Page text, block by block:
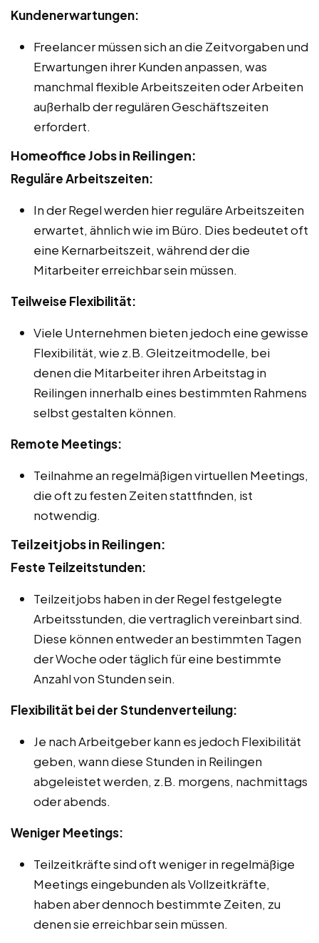
Kundenerwartungen:
Freelancer müssen sich an die Zeitvorgaben und
Erwartungen ihrer Kunden anpassen, was
manchmal flexible Arbeitszeiten oder Arbeiten
außerhalb der regulären Geschäftszeiten
erfordert.
Homeoffice Jobs in Reilingen:
Reguläre Arbeitszeiten:
In der Regel werden hier reguläre Arbeitszeiten
erwartet, ähnlich wie im Büro. Dies bedeutet oft
eine Kernarbeitszeit, während der die
Mitarbeiter erreichbar sein müssen.
Teilweise Flexibilität:
Viele Unternehmen bieten jedoch eine gewisse
Flexibilität, wie z.B. Gleitzeitmodelle, bei
denen die Mitarbeiter ihren Arbeitstag in
Reilingen innerhalb eines bestimmten Rahmens
selbst gestalten können.
Remote Meetings:
Teilnahme an regelmäßigen virtuellen Meetings,
die oft zu festen Zeiten stattfinden, ist
notwendig.
Teilzeitjobs in Reilingen:
Feste Teilzeitstunden:
Teilzeitjobs haben in der Regel festgelegte
Arbeitsstunden, die vertraglich vereinbart sind.
Diese können entweder an bestimmten Tagen
der Woche oder täglich für eine bestimmte
Anzahl von Stunden sein.
Flexibilität bei der Stundenverteilung:
Je nach Arbeitgeber kann es jedoch Flexibilität
geben, wann diese Stunden in Reilingen
abgeleistet werden, z.B. morgens, nachmittags
oder abends.
Weniger Meetings:
Teilzeitkräfte sind oft weniger in regelmäßige
Meetings eingebunden als Vollzeitkräfte,
haben aber dennoch bestimmte Zeiten, zu
denen sie erreichbar sein müssen.